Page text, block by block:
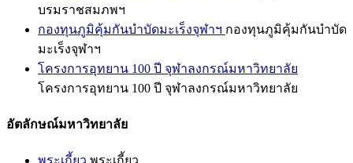
บรมราชสมภพฯ
กองทุนภูมิคุ้มกันบำบัดมะเร็งจุฬาฯ กองทุนภูมิคุ้มกันบำบัด
มะเร็งจุฬาฯ
โครงการอุทยาน 100 ปี จุฬาลงกรณ์มหาวิทยาลัย
โครงการอุทยาน 100 ปี จุฬาลงกรณ์มหาวิทยาลัย
อัตลักษณ์มหาวิทยาลัย